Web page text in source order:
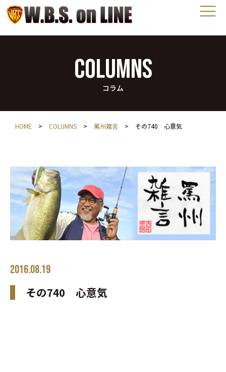
COLUMNS
コラム
HOME > COLUMNS > 罵州雑言 > その740 心意気
2016.08.19
その740 心意気